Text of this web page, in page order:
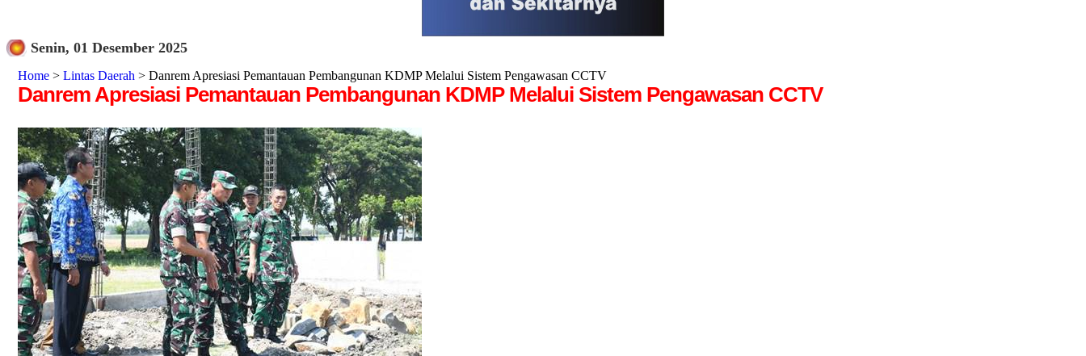
Senin, 01 Desember 2025
Home > Lintas Daerah > Danrem Apresiasi Pemantauan Pembangunan KDMP Melalui Sistem Pengawasan CCTV
Danrem Apresiasi Pemantauan Pembangunan KDMP Melalui Sistem Pengawasan CCTV